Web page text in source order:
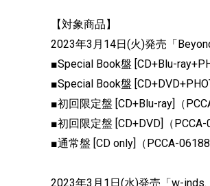
【対象商品】
2023年3月14日(火)発売「
■Special Book盤 [CD+Blu-
■Special Book盤
■初回限定盤 [CD+Blu-ray]（
■初回限定盤 [CD+DVD]（PCCA-
■通常盤 [CD only]（PCCA-06188
2023年3月1日(水)発売「w-inds.